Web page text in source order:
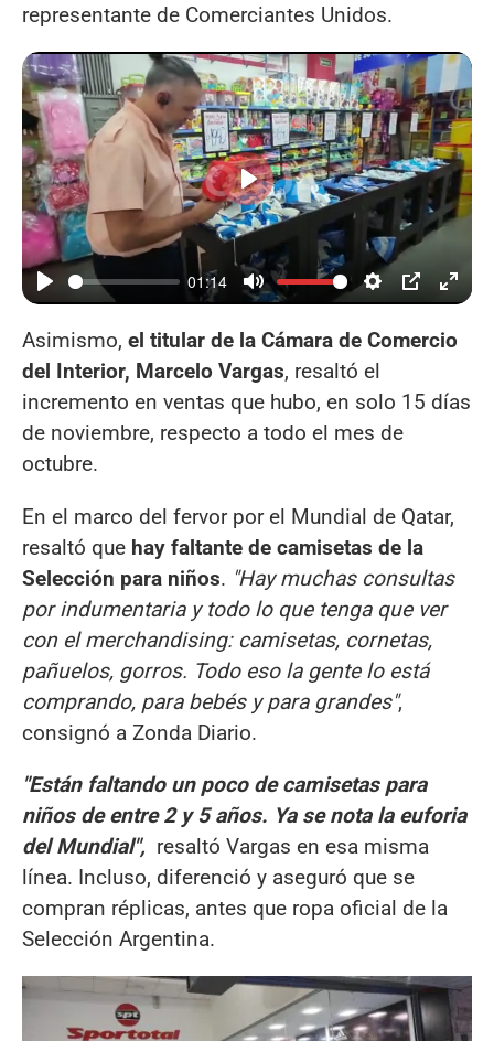
representante de Comerciantes Unidos.
01:14
Reproducir
Asimismo, el titular de la Cámara de Comercio
del Interior, Marcelo Vargas, resaltó el
incremento en ventas que hubo, en solo 15 días
de noviembre, respecto a todo el mes de
octubre.
En el marco del fervor por el Mundial de Qatar,
resaltó que hay faltante de camisetas de la
Selección para niños. "Hay muchas consultas
por indumentaria y todo lo que tenga que ver
con el merchandising: camisetas, cornetas,
pañuelos, gorros. Todo eso la gente lo está
comprando, para bebés y para grandes",
consignó a Zonda Diario.
"Están faltando un poco de camisetas para
niños de entre 2 y 5 años. Ya se nota la euforia
del Mundial", resaltó Vargas en esa misma
línea. Incluso, diferenció y aseguró que se
compran réplicas, antes que ropa oficial de la
Selección Argentina.